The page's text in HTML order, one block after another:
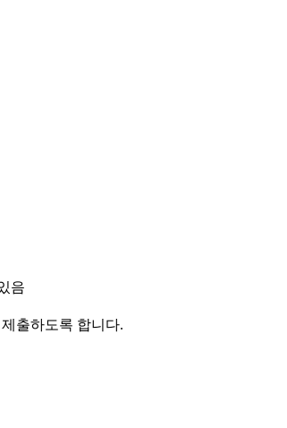
음
출하도록 합니다.